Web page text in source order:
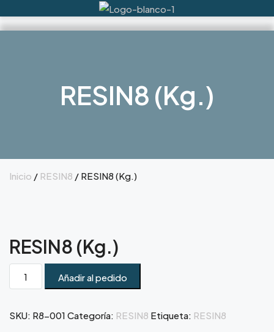
RESIN8 (Kg.)
Inicio / RESIN8 / RESIN8 (Kg.)
RESIN8 (Kg.)
Añadir al pedido
SKU: R8-001 Categoría: RESIN8 Etiqueta: RESIN8